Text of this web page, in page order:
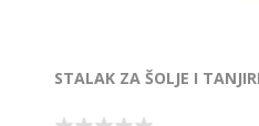
STALAK ZA ŠOLJE I